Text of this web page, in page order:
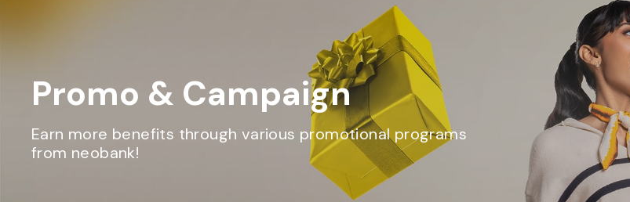
Promo & Campaign
Earn more benefits through various promotional programs
from neobank!